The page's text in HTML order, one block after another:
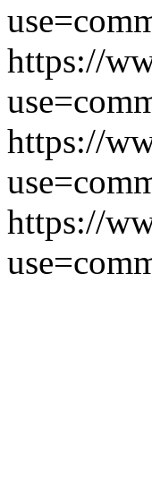
https://
https://
https://